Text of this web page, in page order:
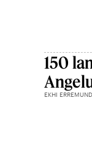
150
EKHI